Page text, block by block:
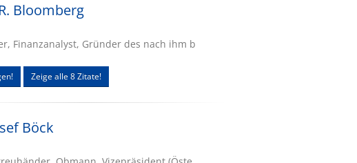
Bloomberg
Finanzanalyst, Gründer des nach ihm b
Zeige alle 8 Zitate!
Böck